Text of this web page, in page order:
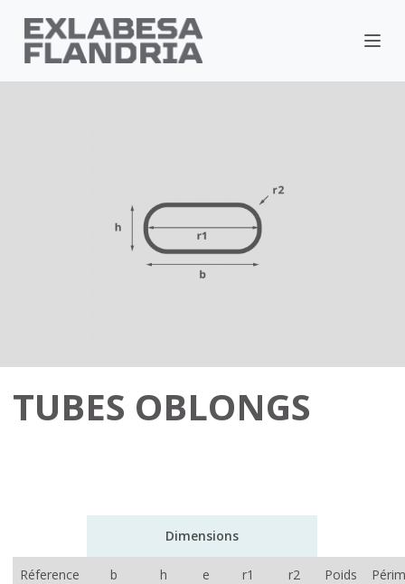
TUBES OBLONGS
Dimensions
Réference b h e r1 r2 Poids